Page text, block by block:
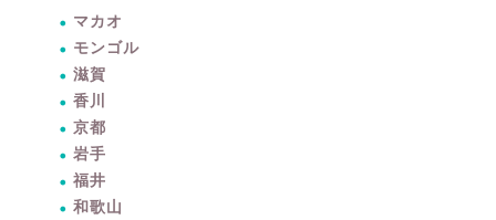
マカオ
モンゴル
滋賀
香川
京都
岩手
福井
和歌山